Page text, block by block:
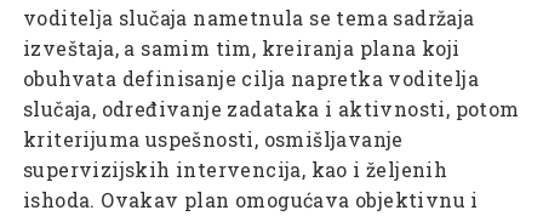
voditelja slučaja nametnula se tema sadržaja
izveštaja, a samim tim, kreiranja plana koji
obuhvata definisanje cilja napretka voditelja
slučaja, određivanje zadataka i aktivnosti, potom
kriterijuma uspešnosti, osmišljavanje
supervizijskih intervencija, kao i željenih
ishoda. Ovakav plan omogućava objektivnu i